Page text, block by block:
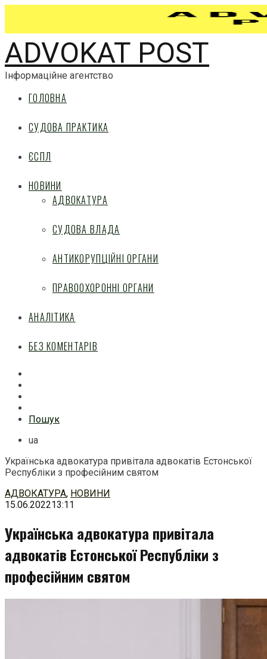
ADVOKAT POST
Інформаційне агентство
ГОЛОВНА
СУДОВА ПРАКТИКА
ЄСПЛ
НОВИНИ
АДВОКАТУРА
СУДОВА ВЛАДА
АНТИКОРУПЦІЙНІ ОРГАНИ
ПРАВООХОРОННІ ОРГАНИ
АНАЛІТИКА
БЕЗ КОМЕНТАРІВ
Пошук
ua
Українська адвокатура привітала адвокатів Естонської
Республіки з професійним святом
Перейти
до
АДВОКАТУРА, НОВИНИ
15.06.202213:11
Українська адвокатура привітала
адвокатів Естонської Республіки з
професійним святом